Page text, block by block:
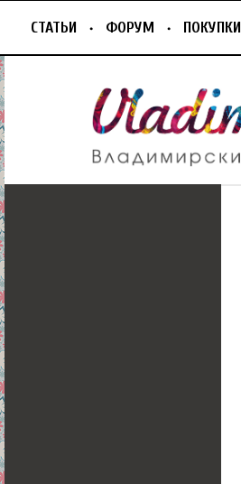
СТАТЬИ ФОРУМ ПОКУПКИ